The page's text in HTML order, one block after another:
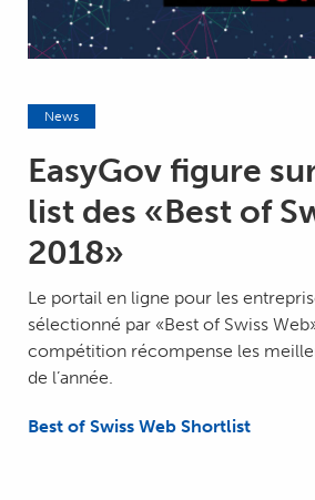
News
EasyGov figure
list des «Best of
2018»
Le portail en ligne pour les
sélectionné par «Best of Swiss
compétition récompense les
de l’année.
Best of Swiss Web Shortlist